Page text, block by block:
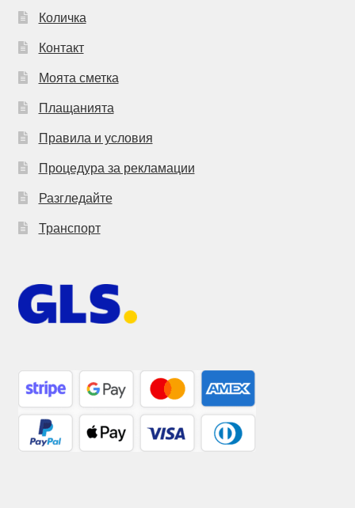
Количка
Контакт
Моята сметка
Плащанията
Правила и условия
Процедура за рекламации
Разгледайте
Транспорт